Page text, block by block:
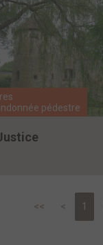
pédestre
<< < 1